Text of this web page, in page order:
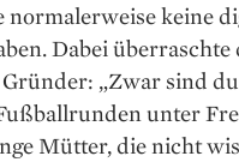
normalerweise keine
Dabei
„Zwar sind
unter
Mütter, die nicht